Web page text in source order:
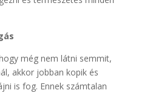
még nem látni semmit,
akkor jobban kopik és
is fog. Ennek számtalan